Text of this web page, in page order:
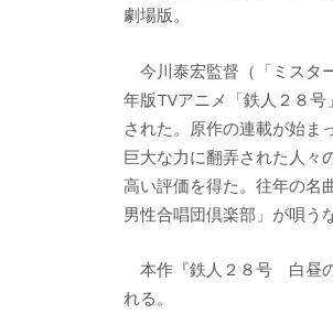
劇場版。
今川泰宏監督（「ミスタ
年版TVアニメ「鉄人２８
された。原作の連載が始ま
巨大な力に翻弄された人々
高い評価を得た。往年の名
男性合唱団倶楽部」が唄う
本作『鉄人２８号 白昼の
れる。